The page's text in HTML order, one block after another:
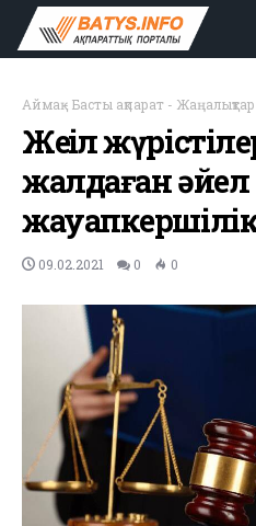
Аймақ- Басты ақпарат - Жаңалықтар
Жеңіл
жалдаған әйел
09.02.2021 0 0